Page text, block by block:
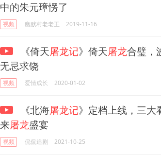
中的朱元璋愣了
视频 幽默村老老王 2019-11-16
《倚天屠龙记》倚天屠龙合璧，
无忌求饶
视频 爱情成长 2020-01-02
《北海屠龙记》定档上线，三大
来屠龙盛宴
视频 侃侃追剧 2021-10-25